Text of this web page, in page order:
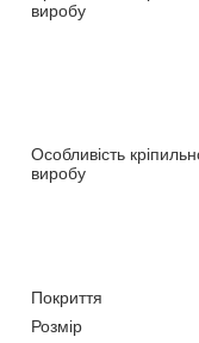
виробу
Особливість
виробу
Покриття
Розмір